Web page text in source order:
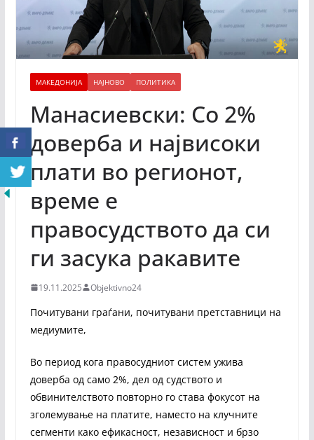
МАКЕДОНИЈА НАЈНОВО ПОЛИТИКА
Манасиевски: Со 2%
доверба и највисоки
плати во регионот,
време е
правосудството да си
ги засука ракавите
19.11.2025 Objektivno24
Почитувани граѓани, почитувани претставници на
медиумите,
Во период кога правосудниот систем ужива
доверба од само 2%, дел од судството и
обвинителството повторно го става фокусот на
зголемување на платите, наместо на клучните
сегменти како ефикасност, независност и брзо